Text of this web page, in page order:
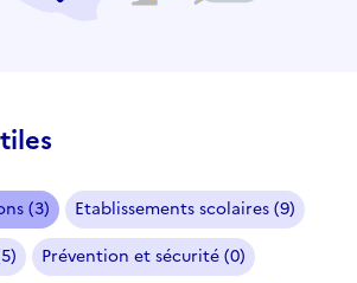
(3)
Etablissements scolaires (9)
Prévention et sécurité (0)